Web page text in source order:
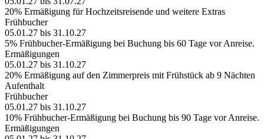
20% Ermäßigung für Hochzeitsreisende und weitere Extras
Frühbucher
05.01.27 bis 31.10.27
5% Frühbucher-Ermäßigung bei Buchung bis 60 Tage vor Anreise.
Ermäßigungen
05.01.27 bis 31.10.27
20% Ermäßigung auf den Zimmerpreis mit Frühstück ab 9 Nächten
Aufenthalt
Frühbucher
05.01.27 bis 31.10.27
10% Frühbucher-Ermäßigung bei Buchung bis 90 Tage vor Anreise.
Ermäßigungen